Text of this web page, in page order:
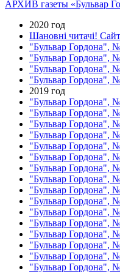
АРХИВ газеты «Бульвар
2020 год
Шановні читачі!
"Бульвар Гордона",
"Бульвар Гордона",
"Бульвар Гордона",
"Бульвар Гордона",
2019 год
"Бульвар Гордона",
"Бульвар Гордона",
"Бульвар Гордона",
"Бульвар Гордона",
"Бульвар Гордона",
"Бульвар Гордона",
"Бульвар Гордона",
"Бульвар Гордона",
"Бульвар Гордона",
"Бульвар Гордона",
"Бульвар Гордона",
"Бульвар Гордона",
"Бульвар Гордона",
"Бульвар Гордона",
"Бульвар Гордона",
"Бульвар Гордона",